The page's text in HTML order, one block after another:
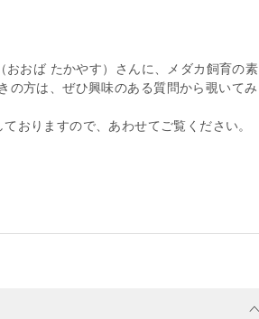
おおば たかやす）さんに、メダカ飼育の素
の方は、ぜひ興味のある質問から覗いてみ
おりますので、あわせてご覧ください。